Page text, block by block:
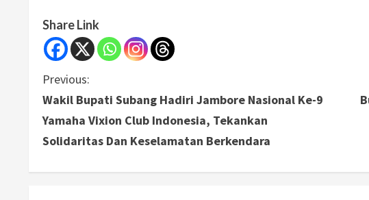
Share Link
C
o
n
t
Previous:
Wakil Bupati Subang Hadiri Jambore Nasional Ke-9
Yamaha Vixion Club Indonesia, Tekankan
Solidaritas Dan Keselamatan Berkendara